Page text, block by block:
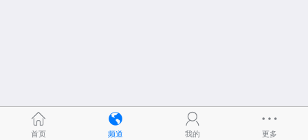
首页 频道 我的 更多